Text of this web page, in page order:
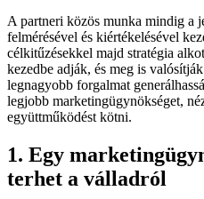
A partneri közös munka mindig a
felmérésével és kiértékelésével
célkitűzésekkel majd stratégia
kezedbe adják, és meg is
legnagyobb forgalmat
legjobb marketingügynökséget,
együttműködést kötni.
1. Egy
terhet a válladról